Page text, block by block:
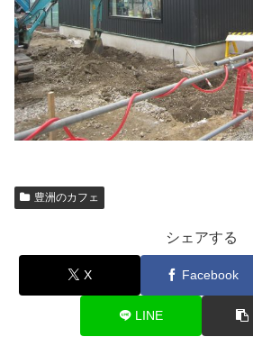
豊洲のカフェ
シェアする
X Facebook
LINE